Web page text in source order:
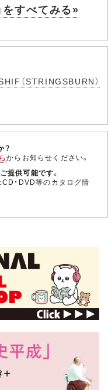
をすべてみる»
（STRINGSBURN）
？
からお知らせください。
提供可能です。
・DVD等のカタログ情